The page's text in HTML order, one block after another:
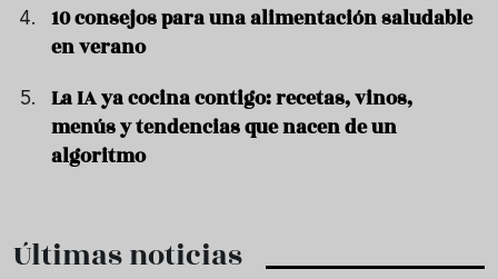
10 consejos para una alimentación saludable
en verano
La IA ya cocina contigo: recetas, vinos,
menús y tendencias que nacen de un
algoritmo
Últimas noticias